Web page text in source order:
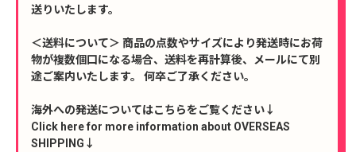
送りいたします。
＜送料について＞ 商品の点数やサイズにより発送時にお荷
物が複数個口になる場合、送料を再計算後、メールにて別
途ご案内いたします。 何卒ご了承ください。
海外への発送についてはこちらをご覧ください↓
Click here for more information about OVERSEAS
SHIPPING↓